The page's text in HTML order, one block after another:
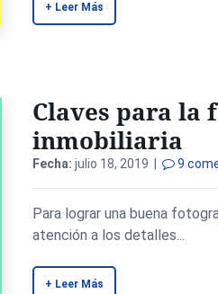
+ Leer Más
Claves para la
inmobiliaria
Fecha: julio 18, 2019 | 9
Para lograr una buena
atención a los detalles...
+ Leer Más